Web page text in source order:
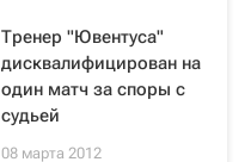
Тренер "Ювентуса"
дисквалифицирован на
один матч за споры с
судьей
08 марта 2012